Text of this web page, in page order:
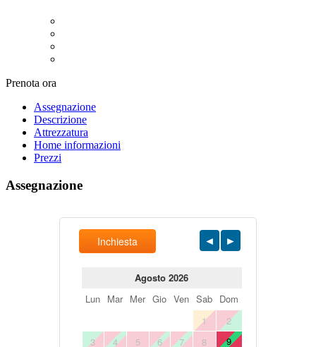
Prenota ora
Assegnazione
Descrizione
Attrezzatura
Home informazioni
Prezzi
Assegnazione